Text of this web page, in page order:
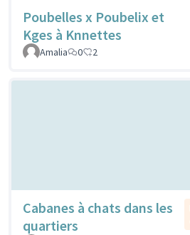
Poubelles x Poubelix et
Kges à Knnettes
Amalia
0 2
Cabanes à chats dans les
quartiers